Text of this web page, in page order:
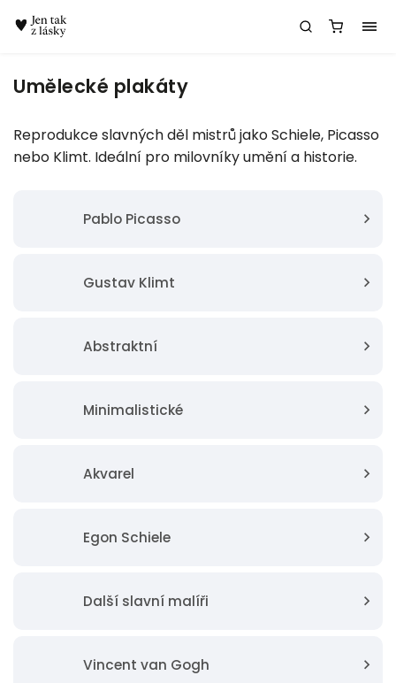
Umělecké plakáty
Reprodukce slavných děl mistrů jako Schiele, Picasso
nebo Klimt. Ideální pro milovníky umění a historie.
Pablo Picasso
Gustav Klimt
Abstraktní
Minimalistické
Akvarel
Egon Schiele
Další slavní malíři
Vincent van Gogh